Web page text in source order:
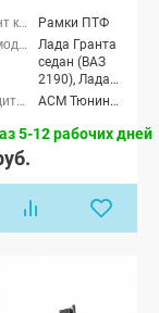
Рамки ПТФ
Лада Гранта
седан (ВАЗ
2190), Лада
Гранта
(ВАЗ 2191)
АСМ Тюнинг (ASM tuning)
5-12 рабочих дней